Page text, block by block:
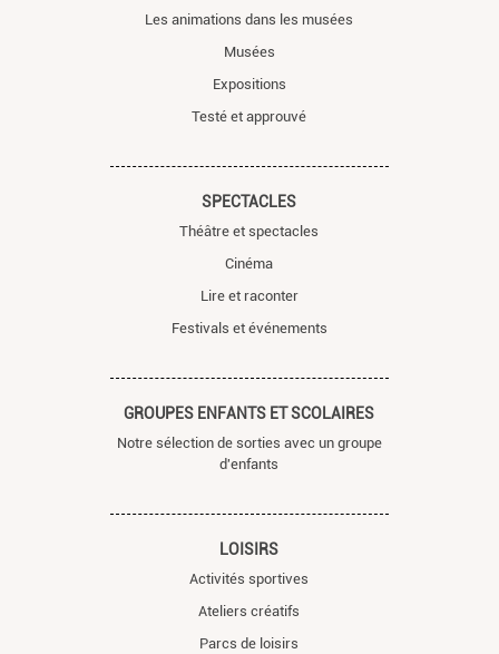
Les animations dans les musées
Musées
Expositions
Testé et approuvé
SPECTACLES
Théâtre et spectacles
Cinéma
Lire et raconter
Festivals et événements
GROUPES ENFANTS ET SCOLAIRES
Notre sélection de sorties avec un groupe
d'enfants
LOISIRS
Activités sportives
Ateliers créatifs
Parcs de loisirs